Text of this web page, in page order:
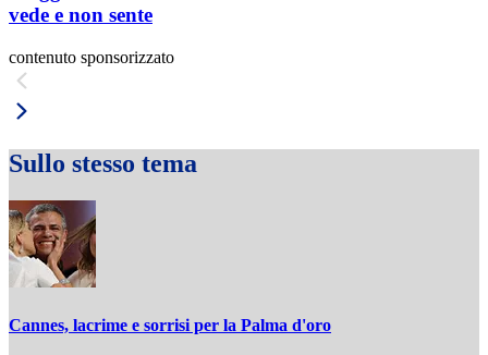
vede e non sente
contenuto sponsorizzato
Sullo stesso tema
Cannes, lacrime e sorrisi per la Palma d'oro